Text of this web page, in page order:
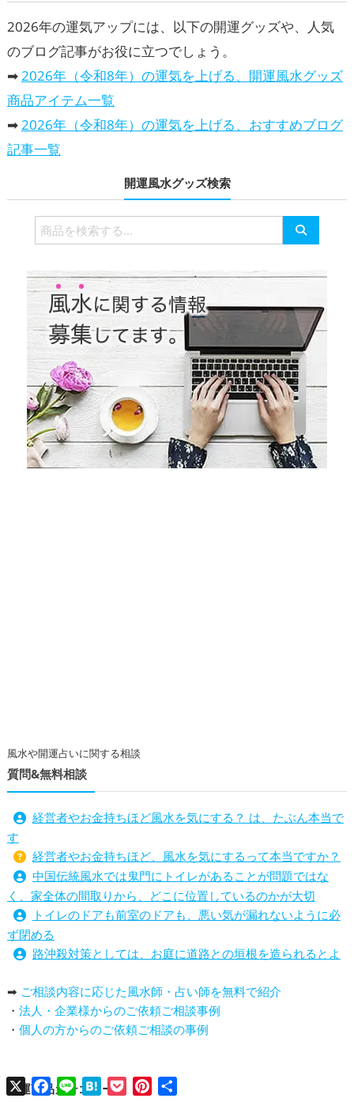
2026年の運気アップには、以下の開運グッズや、人気
のブログ記事がお役に立つでしょう。
➡2026年（令和8年）の運気を上げる、開運風水グッズ
商品アイテム一覧
➡2026年（令和8年）の運気を上げる、おすすめブログ
記事一覧
開運風水グッズ検索
検
索
象:
風水や開運占いに関する相談
質問&無料相談
経営者やお金持ちほど風水を気にする？ は、たぶん本当で
す
経営者やお金持ちほど、風水を気にするって本当ですか？
中国伝統風水では鬼門にトイレがあることが問題ではな
く、家全体の間取りから、どこに位置しているのかが大切
トイレのドアも前室のドアも、悪い気が漏れないように必
ず閉める
路沖殺対策としては、お庭に道路との垣根を造られるとよ
庭を広げると路沖殺（ろちゅうさつ）は防げますか？
トイレ前室のドアの開け閉めについて
増築して家相の中心軸が変わると、鬼門の方角にあるトイ
占い師さんは、幽霊を見たことがありますか？
➡ ご相談内容に応じた風水師・占い師を無料で紹介
・ 法人・企業様からのご依頼ご相談事例
・ 個人の方からのご依頼ご相談の事例
開運商品カテゴリー
X Facebook
Line HatenaPocketPinterest